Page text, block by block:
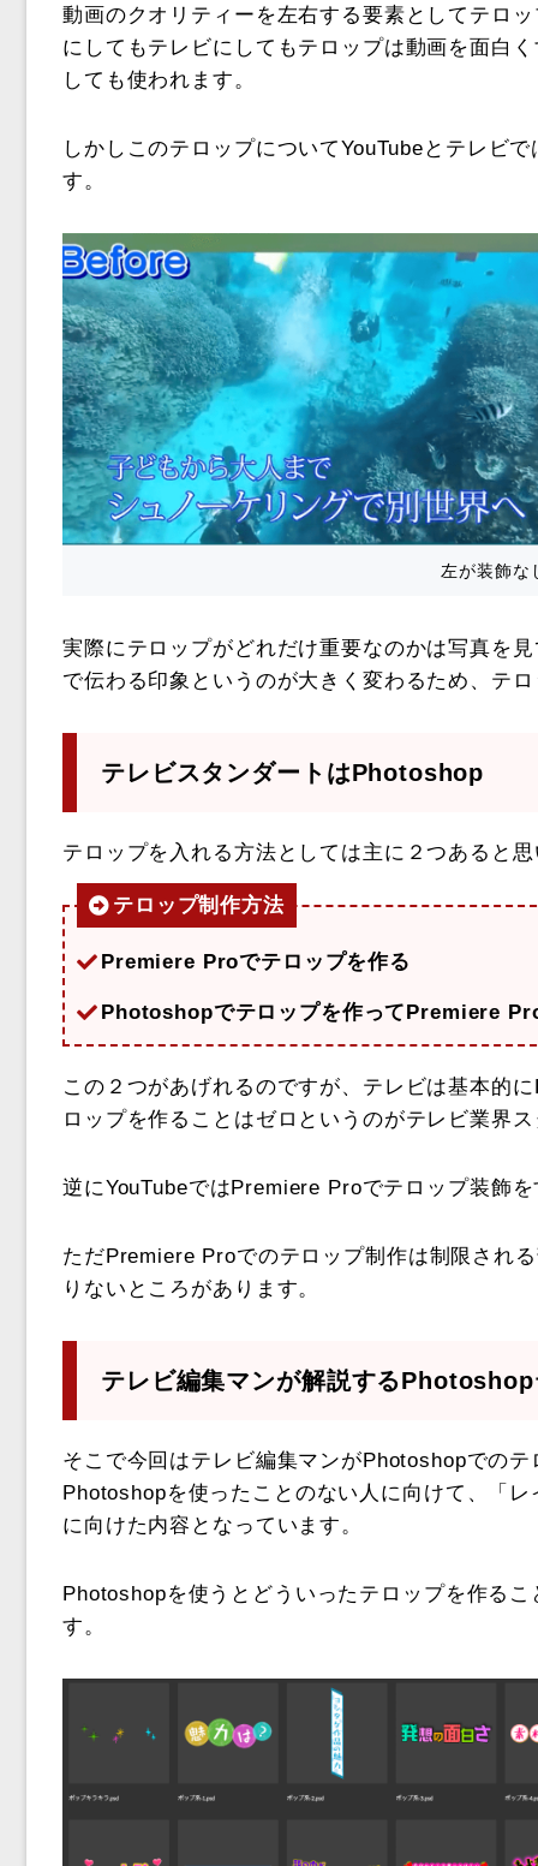
動画のクオリティーを左右する要素としてテロ
にしてもテレビにしてもテロップは動画を面白
しても使われます。
しかしこのテロップについてYouTubeとテレビ
す。
左が装飾な
実際にテロップがどれだけ重要なのかは写真を
で伝わる印象というのが大きく変わるため、テ
テレビスタンダートはPhotoshop
テロップを入れる方法としては主に２つあると
テロップ制作方法
Premiere Proでテロップを作る
Photoshopでテロップを作ってPremiere
この２つがあげれるのですが、テレビは基本的
ロップを作ることはゼロというのがテレビ業界
逆にYouTubeではPremiere Proでテロップ装飾
ただPremiere Proでのテロップ制作は制限され
りないところがあります。
テレビ編集マンが解説する
そこで今回はテレビ編集マンがPhotoshopでの
Photoshopを使ったことのない人に向けて、「
に向けた内容となっています。
Photoshopを使うとどういったテロップを作る
す。